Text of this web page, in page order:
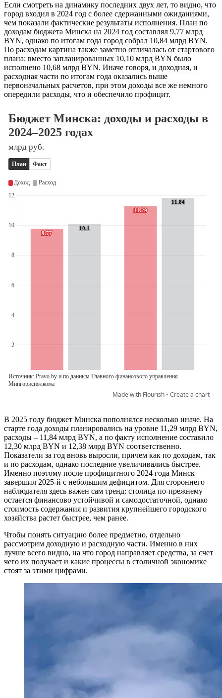
Если смотреть на динамику последних двух лет, то видно, что
город входил в 2024 год с более сдержанными ожиданиями,
чем показали фактические результаты исполнения. План по
доходам бюджета Минска на 2024 год составлял 9,77 млрд
BYN, однако по итогам года город собрал 10,84 млрд BYN.
По расходам картина также заметно отличалась от стартового
плана: вместо запланированных 10,10 млрд BYN было
исполнено 10,68 млрд BYN. Иначе говоря, и доходная, и
расходная части по итогам года оказались выше
первоначальных расчетов, при этом доходы все же немного
опередили расходы, что и обеспечило профицит.
В 2025 году бюджет Минска пополнялся несколько иначе. На
старте года доходы планировались на уровне 11,29 млрд BYN,
расходы – 11,84 млрд BYN, а по факту исполнение составило
12,30 млрд BYN и 12,38 млрд BYN соответственно.
Показатели за год вновь выросли, причем как по доходам, так
и по расходам, однако последние увеличивались быстрее.
Именно поэтому после профицитного 2024 года Минск
завершил 2025-й с небольшим дефицитом. Для стороннего
наблюдателя здесь важен сам тренд: столица по-прежнему
остается финансово устойчивой и самодостаточной, однако
стоимость содержания и развития крупнейшего городского
хозяйства растет быстрее, чем ранее.
Чтобы понять ситуацию более предметно, отдельно
рассмотрим доходную и расходную части. Именно в них
лучше всего видно, на что город направляет средства, за счет
чего их получает и какие процессы в столичной экономике
стоят за этими цифрами.